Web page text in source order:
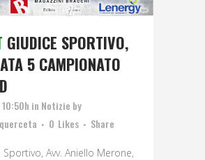
GIUDICE SPORTIVO,
5 CAMPIONATO
in Notizie by
0 Likes Share
Sportivo, Avv. Aniello Merone,